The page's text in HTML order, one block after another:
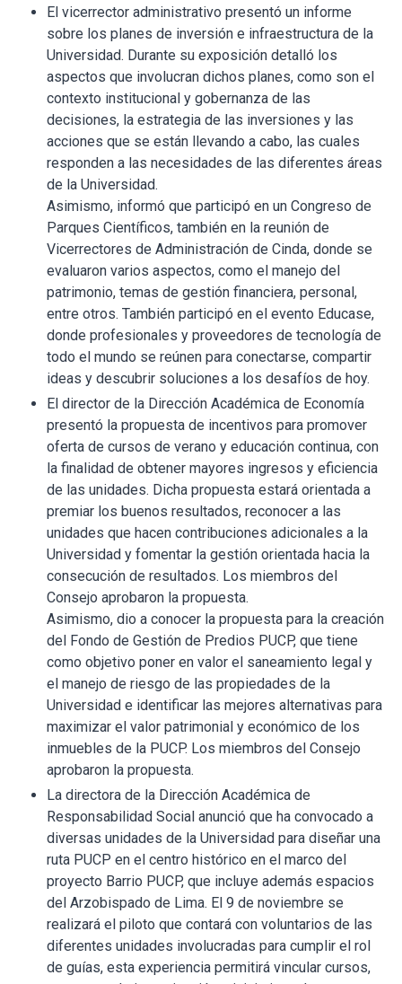
El vicerrector administrativo presentó un informe
sobre los planes de inversión e infraestructura de la
Universidad. Durante su exposición detalló los
aspectos que involucran dichos planes, como son el
contexto institucional y gobernanza de las
decisiones, la estrategia de las inversiones y las
acciones que se están llevando a cabo, las cuales
responden a las necesidades de las diferentes áreas
de la Universidad.
Asimismo, informó que participó en un Congreso de
Parques Científicos, también en la reunión de
Vicerrectores de Administración de Cinda, donde se
evaluaron varios aspectos, como el manejo del
patrimonio, temas de gestión financiera, personal,
entre otros. También participó en el evento Educase,
donde profesionales y proveedores de tecnología de
todo el mundo se reúnen para conectarse, compartir
ideas y descubrir soluciones a los desafíos de hoy.
El director de la Dirección Académica de Economía
presentó la propuesta de incentivos para promover
oferta de cursos de verano y educación continua, con
la finalidad de obtener mayores ingresos y eficiencia
de las unidades. Dicha propuesta estará orientada a
premiar los buenos resultados, reconocer a las
unidades que hacen contribuciones adicionales a la
Universidad y fomentar la gestión orientada hacia la
consecución de resultados. Los miembros del
Consejo aprobaron la propuesta.
Asimismo, dio a conocer la propuesta para la creación
del Fondo de Gestión de Predios PUCP, que tiene
como objetivo poner en valor el saneamiento legal y
el manejo de riesgo de las propiedades de la
Universidad e identificar las mejores alternativas para
maximizar el valor patrimonial y económico de los
inmuebles de la PUCP. Los miembros del Consejo
aprobaron la propuesta.
La directora de la Dirección Académica de
Responsabilidad Social anunció que ha convocado a
diversas unidades de la Universidad para diseñar una
ruta PUCP en el centro histórico en el marco del
proyecto Barrio PUCP, que incluye además espacios
del Arzobispado de Lima. El 9 de noviembre se
realizará el piloto que contará con voluntarios de las
diferentes unidades involucradas para cumplir el rol
de guías, esta experiencia permitirá vincular cursos,